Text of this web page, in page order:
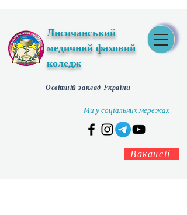
Лисичанський
медичний фаховий
коледж
Освітній заклад України
Ми у соціальних мережах
Вакансії